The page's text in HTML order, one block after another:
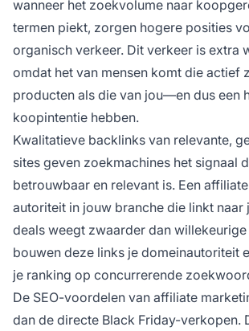
wanneer het zoekvolume naar
termen piekt, zorgen hogere posities
organisch verkeer. Dit verkeer is extra
omdat het van mensen komt die actief
producten als die van jou—en dus een
koopintentie hebben.
Kwalitatieve backlinks van relevante,
sites geven zoekmachines het signaal
betrouwbaar en relevant is. Een
autoriteit in jouw branche die linkt naar
deals weegt zwaarder dan
bouwen deze links je domeinautoriteit
je ranking op concurrerende
De SEO-voordelen van affiliate
dan de directe Black Friday-verkopen.